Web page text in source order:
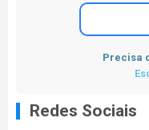
Precisa
Redes Sociais